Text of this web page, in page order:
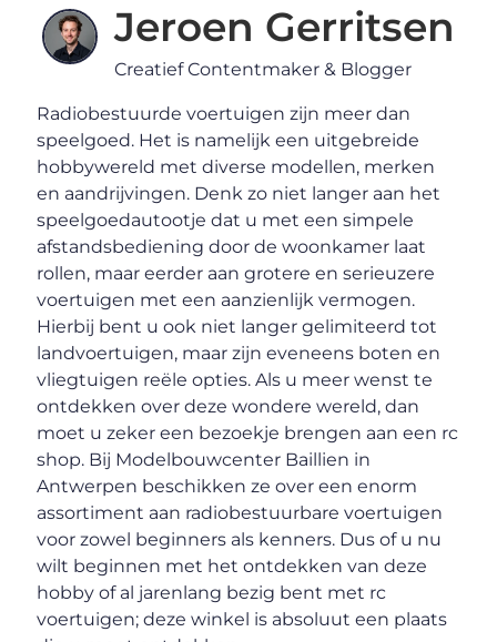
Jeroen Gerritsen
Creatief Contentmaker & Blogger
Radiobestuurde voertuigen zijn meer dan
speelgoed. Het is namelijk een uitgebreide
hobbywereld met diverse modellen, merken
en aandrijvingen. Denk zo niet langer aan het
speelgoedautootje dat u met een simpele
afstandsbediening door de woonkamer laat
rollen, maar eerder aan grotere en serieuzere
voertuigen met een aanzienlijk vermogen.
Hierbij bent u ook niet langer gelimiteerd tot
landvoertuigen, maar zijn eveneens boten en
vliegtuigen reële opties. Als u meer wenst te
ontdekken over deze wondere wereld, dan
moet u zeker een bezoekje brengen aan een rc
shop. Bij Modelbouwcenter Baillien in
Antwerpen beschikken ze over een enorm
assortiment aan radiobestuurbare voertuigen
voor zowel beginners als kenners. Dus of u nu
wilt beginnen met het ontdekken van deze
hobby of al jarenlang bezig bent met rc
voertuigen; deze winkel is absoluut een plaats